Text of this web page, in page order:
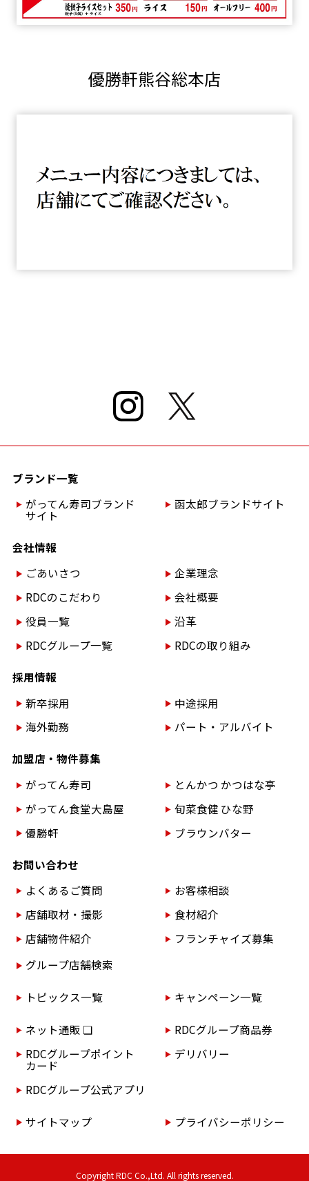
優勝軒熊谷総本店
ブランド一覧
がってん寿司ブランド
サイト
函太郎ブランドサイト
会社情報
ごあいさつ
企業理念
RDCのこだわり
会社概要
役員一覧
沿革
RDCグループ一覧
RDCの取り組み
採用情報
新卒採用
中途採用
海外勤務
パート・アルバイト
加盟店・物件募集
がってん寿司
とんかつ かつはな亭
がってん食堂大島屋
旬菜食健 ひな野
優勝軒
ブラウンバター
お問い合わせ
よくあるご質問
お客様相談
店舗取材・撮影
食材紹介
店舗物件紹介
フランチャイズ募集
グループ店舗検索
トピックス一覧 キャンペーン一覧
ネット通販 ❏
RDCグループ商品券
RDCグループポイント
カード
デリバリー
RDCグループ公式アプリ
サイトマップ プライバシーポリシー
Copyright RDC Co.,Ltd. All rights reserved.